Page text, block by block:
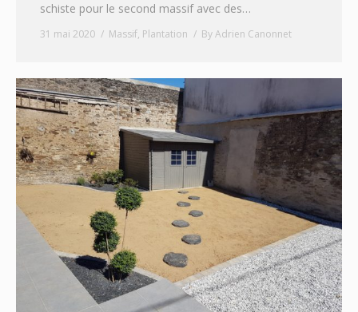
schiste pour le second massif avec des…
31 mai 2020 Massif, Plantation ByAdrien Canonnet